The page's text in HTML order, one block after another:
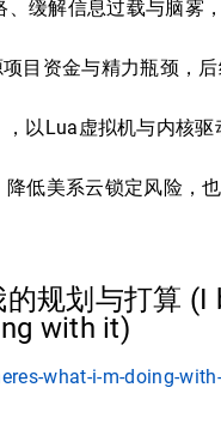
、缓解信息过载与脑雾
目资金与精力瓶颈，
以Lua虚拟机与内核驱
低美系云锁定风险，
规划与打算 (I
with it)
what-i-m-doing-